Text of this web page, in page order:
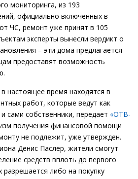
мониторинга, из 193
официально включенных в
ЧС, ремонт уже принят в 105
эксперты вынесли вердикт о
– эти дома предлагается
предоставят возможность
настоящее время находятся в
работ, которые ведут как
сами собственники, передает «ОТВ-
получения финансовой помощи
не подлежит, уже утвержден.
Денис Паслер, жители смогут
средств вплоть до первого
разрешается либо на покупку